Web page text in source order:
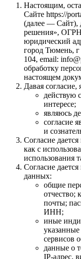
Настоящим,
Сайте https://
(далее — Сайт),
решения»,
юридический
город Тюмень,
104, email:
обработку
настоящем
Давая
действую
интересе;
являюсь
согласие
и
Согласие
как с
использования
Согласие
данных:
общие
отчество;
почты;
ИНН;
иные
сервисов
данные о
IP-адрес,